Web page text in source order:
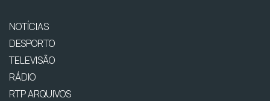
NOTÍCIAS
DESPORTO
TELEVISÃO
RÁDIO
RTP ARQUIVOS